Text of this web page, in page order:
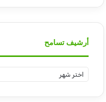
أرشيف تسامح
أرشيف
تسامح